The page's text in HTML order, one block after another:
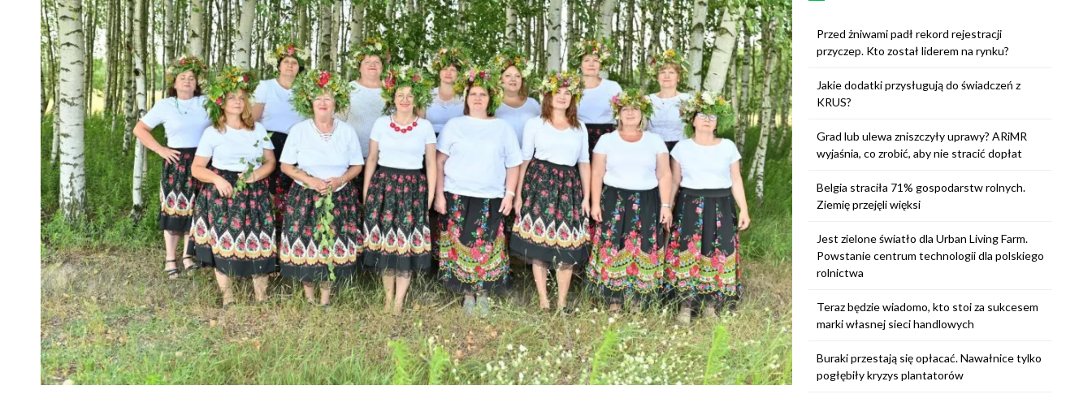
Przed żniwami padł rekord rejestracji
przyczep. Kto został liderem na rynku?
Jakie dodatki przysługują do świadczeń z
KRUS?
Grad lub ulewa zniszczyły uprawy? ARiMR
wyjaśnia, co zrobić, aby nie stracić dopłat
Belgia straciła 71% gospodarstw rolnych.
Ziemię przejęli więksi
Jest zielone światło dla Urban Living Farm.
Powstanie centrum technologii dla polskiego
rolnictwa
Teraz będzie wiadomo, kto stoi za sukcesem
marki własnej sieci handlowych
Buraki przestają się opłacać. Nawałnice tylko
pogłębiły kryzys plantatorów